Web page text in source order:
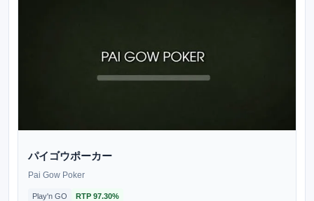
パイゴウポーカー
Pai Gow Poker
Play'n GO RTP 97.30%